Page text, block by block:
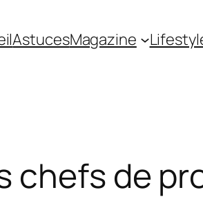
AstucesMagazine
chefs de